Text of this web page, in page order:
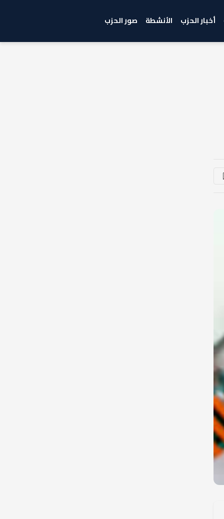
أخبار الحزب الأنشطة صور الحزب